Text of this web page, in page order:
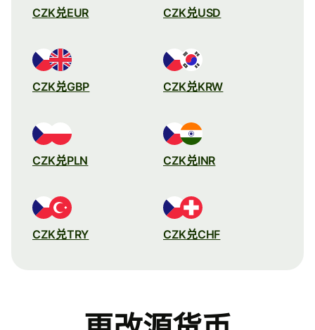
CZK兑EUR CZK兑USD
CZK兑GBP CZK兑KRW
CZK兑PLN CZK兑INR
CZK兑TRY CZK兑CHF